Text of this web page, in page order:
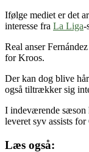
Ifølge mediet er det
interesse fra La Liga-
Real anser
for Kroos.
Der kan dog blive
også tiltrækker sig
I indeværende sæson
leveret syv assists
Læs også: